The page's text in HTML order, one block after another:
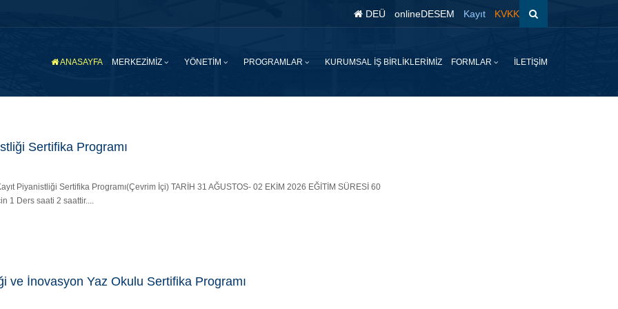
DEÜ onlineDESEM Kayıt KVKK
ANASAYFA MERKEZİMİZ YÖNETİM PROGRAMLAR KURUMSAL İŞ BİRLİKLERİMİZ FORMLAR İLETİŞİM
Sertifika Programı
Piyanistliği Sertifika Programı(Çevrim İçi) TARİH 31 AĞUSTOS- 02 EKİM 2026 EĞİTİM SÜRESİ 60
1 Ders saati 2 saattir....
ve İnovasyon Yaz Okulu Sertifika Programı